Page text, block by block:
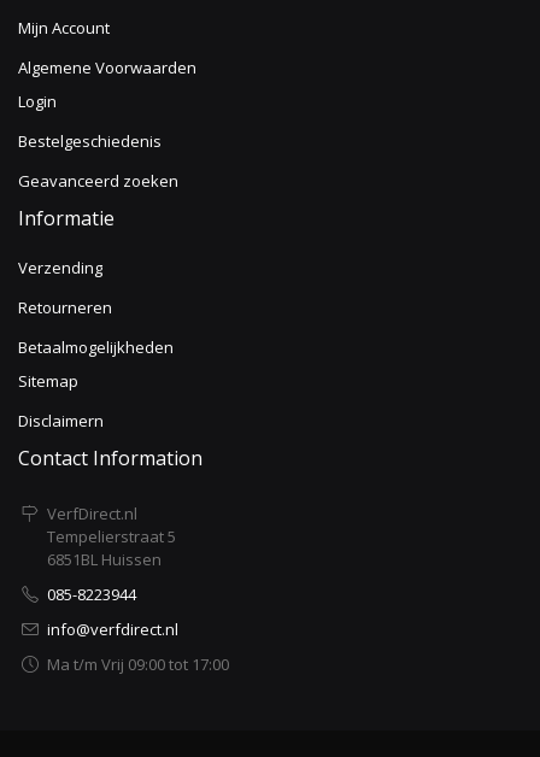
Mijn Account
Algemene Voorwaarden
Login
Bestelgeschiedenis
Geavanceerd zoeken
Informatie
Verzending
Retourneren
Betaalmogelijkheden
Sitemap
Disclaimern
Contact Information
VerfDirect.nl
Tempelierstraat 5
6851BL Huissen
085-8223944
info@verfdirect.nl
Ma t/m Vrij 09:00 tot 17:00